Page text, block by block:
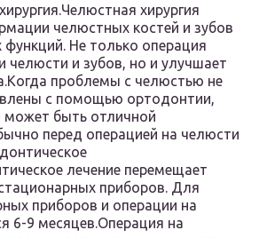
хирургия
челюстных костей и зубов
Не только операция
челюсти и зубов, но и улучшает
проблемы с челюстью не
с помощью ортодонтии,
может быть отличной
перед операцией на челюсти
лечение перемещает
приборов. Для
приборов и операции на
6-9 месяцев.Операция на